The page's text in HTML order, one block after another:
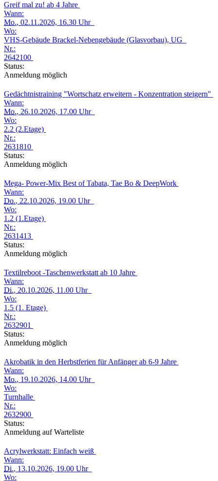
Greif mal zu! ab 4 Jahre
Wann:
Mo., 02.11.2026, 16.30 Uhr
Wo:
VHS-Gebäude Brackel-Nebengebäude (Glasvorbau), UG
Nr.:
2642100
Status:
Anmeldung möglich
Gedächtnistraining "Wortschatz erweitern - Konzentration steigern"
Wann:
Mo., 26.10.2026, 17.00 Uhr
Wo:
2.2 (2.Etage)
Nr.:
2631810
Status:
Anmeldung möglich
Mega- Power-Mix Best of Tabata, Tae Bo & DeepWork
Wann:
Do., 22.10.2026, 19.00 Uhr
Wo:
1.2 (1.Etage)
Nr.:
2631413
Status:
Anmeldung möglich
Textilreboot -Taschenwerkstatt ab 10 Jahre
Wann:
Di., 20.10.2026, 11.00 Uhr
Wo:
1.5 (1. Etage)
Nr.:
2632901
Status:
Anmeldung möglich
Akrobatik in den Herbstferien für Anfänger ab 6-9 Jahre
Wann:
Mo., 19.10.2026, 14.00 Uhr
Wo:
Turnhalle
Nr.:
2632900
Status:
Anmeldung auf Warteliste
Acrylwerkstatt: Einfach weiß
Wann:
Di., 13.10.2026, 19.00 Uhr
Wo: